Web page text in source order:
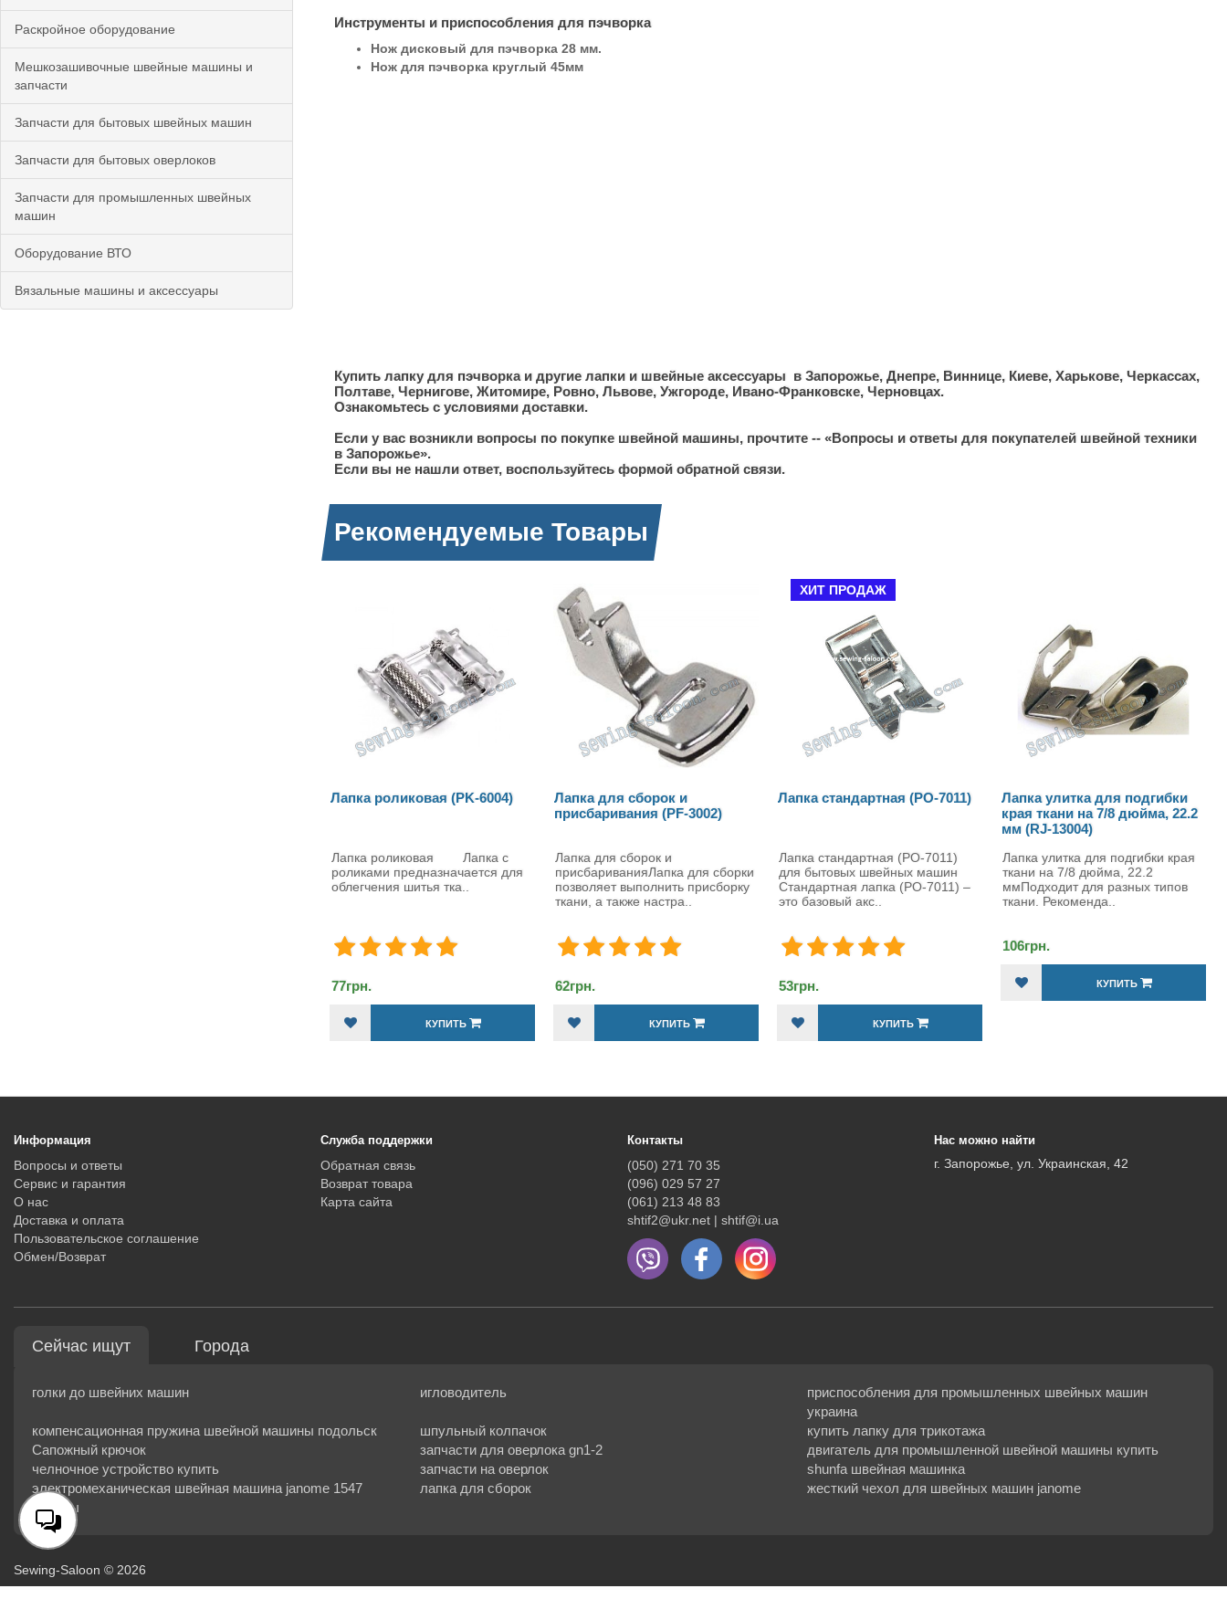
Раскройное оборудование
Мешкозашивочные швейные машины и
запчасти
Запчасти для бытовых швейных машин
Запчасти для бытовых оверлоков
Запчасти для промышленных швейных
машин
Оборудование ВТО
Вязальные машины и аксессуары
Инструменты и приспособления для пэчворка
Нож дисковый для пэчворка 28 мм.
Нож для пэчворка круглый 45мм
Купить лапку для пэчворка и другие лапки и швейные аксессуары в Запорожье, Днепре, Виннице, Киеве, Харькове, Черкассах,
Полтаве, Чернигове, Житомире, Ровно, Львове, Ужгороде, Ивано-Франковске, Черновцах.
Ознакомьтесь с условиями доставки.
Если у вас возникли вопросы по покупке швейной машины, прочтите -- «Вопросы и ответы для покупателей швейной техники
в Запорожье».
Если вы не нашли ответ, воспользуйтесь формой обратной связи.
Рекомендуемые Товары
Лапка роликовая (PK-6004)
Лапка роликовая Лапка с
роликами предназначается для
облегчения шитья тка..
Лапка для сборок и
присбаривания (PF-3002)
Лапка для сборок и
присбариванияЛапка для сборки
позволяет выполнить присборку
ткани, а также настра..
Лапка стандартная (PO-7011)
Лапка стандартная (PO-7011)
для бытовых швейных машин
Стандартная лапка (PO-7011) –
это базовый акс..
Лапка улитка для подгибки
края ткани на 7/8 дюйма, 22.2
Лапка улитка для подгибки края
ткани на 7/8 дюйма, 22.2
ммПодходит для разных типов
ткани. Рекоменда..
106грн.
Лапка с боковым
оверлочной
Лапка с
Лапка с боковым
применяется к
Информация
Вопросы и ответы
Сервис и гарантия
О нас
Доставка и оплата
Пользовательское соглашение
Обмен/Возврат
Служба поддержки
Обратная связь
Возврат товара
Карта сайта
Контакты
(050) 271 70 35
(096) 029 57 27
(061) 213 48 83
shtif2@ukr.net | shtif@i.ua
Нас можно найти
г. Запорожье, ул. Украинская, 42
Сейчас ищут Города
голки до швейних машин игловодитель
приспособления для промышленных швейных машин
украина
компенсационная пружина швейной машины подольск
шпульный колпачок
купить лапку для трикотажа
Сапожный крючок
запчасти для оверлока gn1-2
двигатель для промышленной швейной машины купить
челночное устройство купить
запчасти на оверлок
shunfa швейная машинка
электромеханическая швейная машина janome 1547
отзывы
лапка для сборок жесткий чехол для швейных машин janome
Sewing-Saloon © 2026